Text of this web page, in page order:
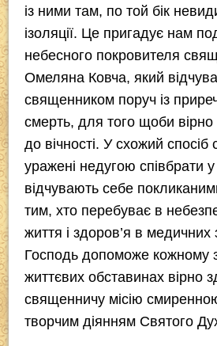
із ними там, по той бік
ізоляції. Це пригадує нам
небесного покровителя
Омеляна Ковча, який
священником поруч із
смерть, для того щоби вірно
до вічності. У схожий спосіб
уражені недугою співбрати
відчувають себе
тим, хто перебуває в
життя і здоров’я в
Господь допоможе кожному
життєвих обставинах вірно
священничу місію
творчим діянням Святого